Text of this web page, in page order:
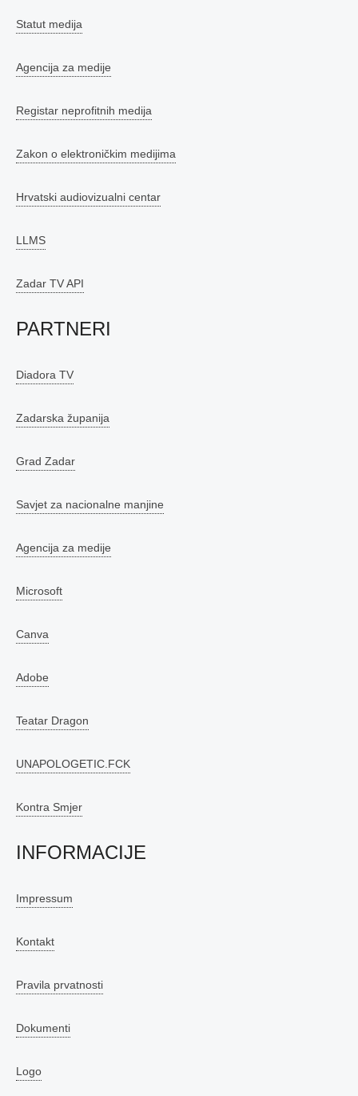
Statut medija
Agencija za medije
Registar neprofitnih medija
Zakon o elektroničkim medijima
Hrvatski audiovizualni centar
LLMS
Zadar TV API
PARTNERI
Diadora TV
Zadarska županija
Grad Zadar
Savjet za nacionalne manjine
Agencija za medije
Microsoft
Canva
Adobe
Teatar Dragon
UNAPOLOGETIC.FCK
Kontra Smjer
INFORMACIJE
Impressum
Kontakt
Pravila prvatnosti
Dokumenti
Logo